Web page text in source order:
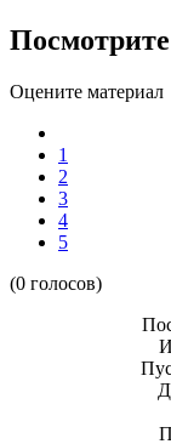
Посмотрите
Оцените материал
1
2
3
4
5
(0 голосов)